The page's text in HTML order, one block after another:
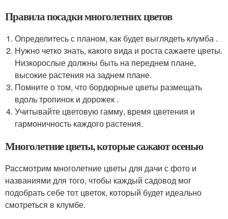
Правила посадки многолетних цветов
Определитесь с планом, как будет выглядеть клумба .
Нужно четко знать, какого вида и роста сажаете цветы.
Низкорослые должны быть на переднем плане,
высокие растения на заднем плане.
Помните о том, что бордюрные цветы размещать
вдоль тропинок и дорожек .
Учитывайте цветовую гамму, время цветения и
гармоничность каждого растения.
Многолетние цветы, которые сажают осенью
Рассмотрим многолетние цветы для дачи с фото и
названиями для того, чтобы каждый садовод мог
подобрать себе тот цветок, который будет идеально
смотреться в клумбе.